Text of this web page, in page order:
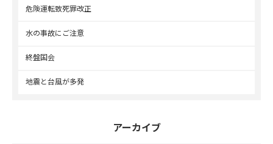
危険運転致死罪改正
水の事故にご注意
終盤国会
地震と台風が多発
アーカイブ